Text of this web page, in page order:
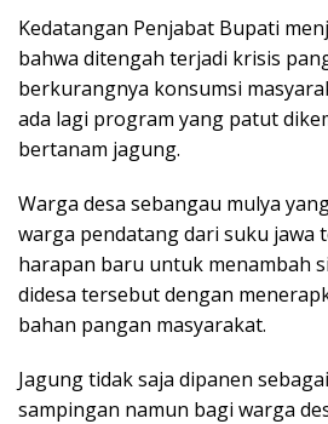
Kedatangan Penjabat Bupati
bahwa ditengah terjadi krisis
berkurangnya konsumsi
ada lagi program yang patut
bertanam jagung.
Warga desa sebangau mulya
warga pendatang dari suku jawa
harapan baru untuk menambah
didesa tersebut dengan
bahan pangan masyarakat.
Jagung tidak saja dipanen
sampingan namun bagi warga